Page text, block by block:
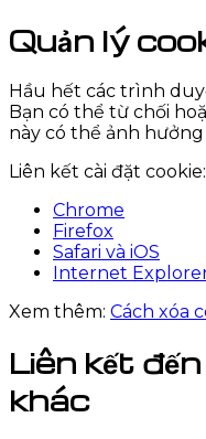
Quản lý
Hầu hết các trình
Bạn có thể từ chối
này có thể ảnh
Liên kết cài đặt cookie:
Chrome
Firefox
Safari và iOS
Internet
Xem thêm: Cách xóa
Liên kết
khác